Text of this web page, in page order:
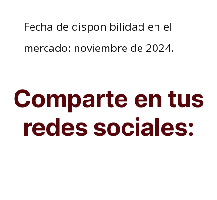
Fecha de disponibilidad en el
mercado: noviembre de 2024.
Comparte en tus
redes sociales: